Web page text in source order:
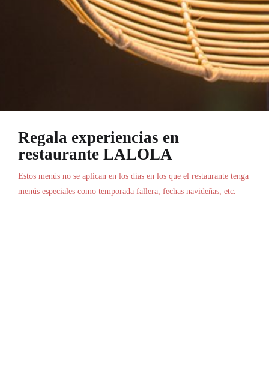
Regala experiencias en
restaurante LALOLA
Estos menús no se aplican en los días en los que el restaurante tenga
menús especiales como temporada fallera, fechas navideñas, etc.